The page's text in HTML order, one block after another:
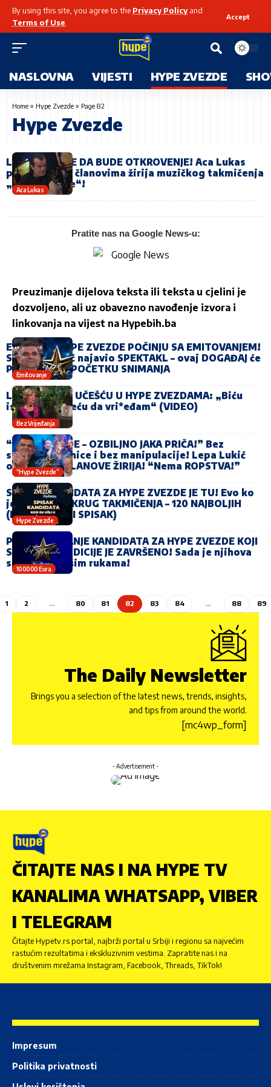
By using this site, you agree to the Privacy Policyand
Terms of Use
Accept
NASLOVNA VIJESTI HYPE ZVEZDE
Home » Hype Zvezde » Page 82
Hype Zvezde
Aca Lukas
LEPA LUKIĆ ĆE DA BUDE OTKROVENJE! Aca Lukas
progovorio o članovima žirija muzičkog takmičenja
„Hype Zvezde“!
Pratite nas na Google News-u:
Preuzimanje dijelova teksta ili teksta u cjelini je
dozvoljeno, ali uz obavezno navođenje izvora i
linkovanja na vijest na Hypebih.ba
Emitovanje
EVO KADA HYPE ZVEZDE POČINJU SA EMITOVANJEM!
Saša Mirković najavio SPEKTAKL – ovaj DOGAĐAJ će
PRETHODITI POČETKU SNIMANJA
Bez Vrijeđanja
LEPA LUKIĆ O UČEŠĆU U HYPE ZVEZDAMA: „Biću
iskrena, ali neću da vri*eđam“ (VIDEO)
“Hype Zvezde”
“HYPE ZVEZDE – OZBILJNO JAKA PRIČA!” Bez
starosne granice i bez manipulacije! Lepa Lukić
otkrila SVE ČLANOVE ŽIRIJA! “Nema ROPSTVA!”
Hype Zvezde
SPISAK KANDIDATA ZA HYPE ZVEZDE JE TU! Evo ko
je ušao u UŽI KRUG TAKMIČENJA – 120 NAJBOLJIH
(FOTO + CIJELI SPISAK)
100000 Eura
PREDSTAVLJANJE KANDIDATA ZA HYPE ZVEZDE KOJI
SU PROŠLI AUDICIJE JE ZAVRŠENO! Sada je njihova
sudbina u vašim rukama!
1 2 … 80 81 82 83 84 … 88 89
The Daily Newsletter
Brings you a selection of the latest news, trends, insights,
and tips from around the world.
[mc4wp_form]
- Advertisement -
ČITAJTE NAS I NA HYPE TV
KANALIMA WHATSAPP, VIBER
I TELEGRAM
Čitajte Hypetv.rs portal, najbrži portal u Srbiji i regionu sa najvećim
rastućim rezultatima i ekskluzivnim vestima. Zapratite nas i na
društvenim mrežama Instagram, Facebook, Threads, TikTok!
Impresum
Politika privatnosti